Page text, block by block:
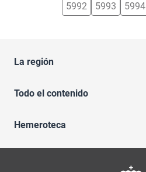
5992
5993 5994
La región
Todo el contenido
Hemeroteca